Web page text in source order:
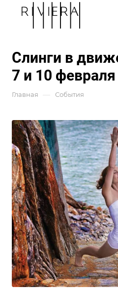
Слинги в
7 и 10 февраля
Главная — События